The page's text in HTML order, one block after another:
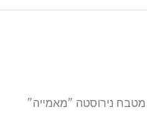
מטבח נירוסטה "מאמייה"